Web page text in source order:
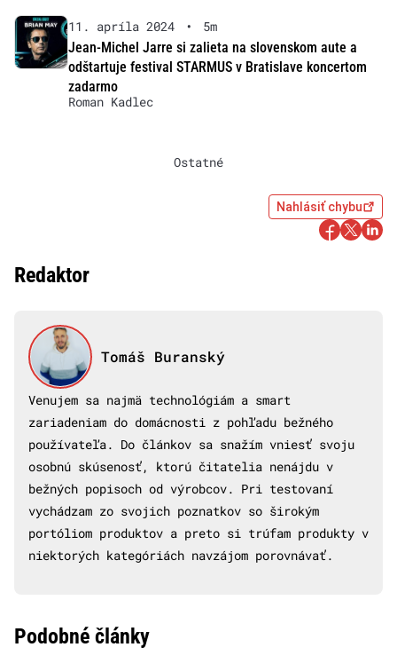
11. apríla 2024 •
5m
Jean-Michel Jarre si zalieta na slovenskom aute a
odštartuje festival STARMUS v Bratislave koncertom
zadarmo
Roman Kadlec
Ostatné
Nahlásiť chybu
Redaktor
Tomáš Buranský
Venujem sa najmä technológiám a smart
zariadeniam do domácnosti z pohľadu bežného
používateľa. Do článkov sa snažím vniesť svoju
osobnú skúsenosť, ktorú čitatelia nenájdu v
bežných popisoch od výrobcov. Pri testovaní
vychádzam zo svojich poznatkov so širokým
portóliom produktov a preto si trúfam produkty v
niektorých kategóriách navzájom porovnávať.
Podobné články